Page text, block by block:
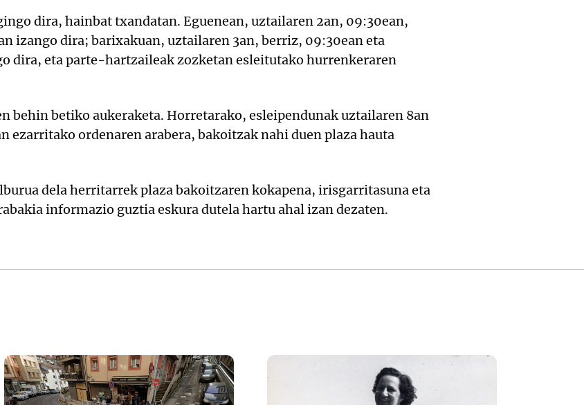
dira, hainbat txandatan. Eguenean, uztailaren 2an, 09:30ean,
izango dira; barixakuan, uztailaren 3an, berriz, 09:30ean eta
dira, eta parte-hartzaileak zozketan esleitutako hurrenkeraren
behin betiko aukeraketa. Horretarako, esleipendunak uztailaren 8an
ezarritako ordenaren arabera, bakoitzak nahi duen plaza hauta
dela herritarrek plaza bakoitzaren kokapena, irisgarritasuna eta
informazio guztia eskura dutela hartu ahal izan dezaten.